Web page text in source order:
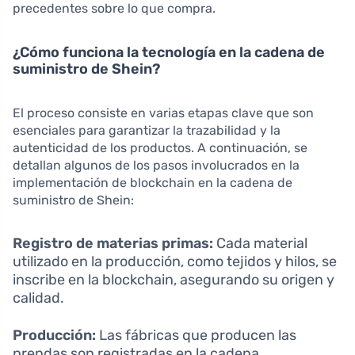
precedentes sobre lo que compra.
¿Cómo funciona la tecnología en la cadena de
suministro de Shein?
El proceso consiste en varias etapas clave que son
esenciales para garantizar la trazabilidad y la
autenticidad de los productos. A continuación, se
detallan algunos de los pasos involucrados en la
implementación de blockchain en la cadena de
suministro de Shein:
Registro de materias primas: Cada material
utilizado en la producción, como tejidos y hilos, se
inscribe en la blockchain, asegurando su origen y
calidad.
Producción: Las fábricas que producen las